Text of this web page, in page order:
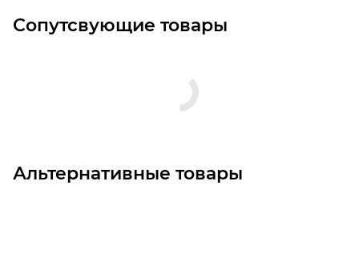
Сопутсвующие товары
Альтернативные товары